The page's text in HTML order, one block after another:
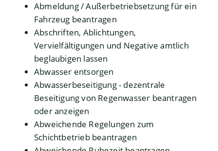
Abmeldung / Außerbetriebsetzung für ein
Fahrzeug beantragen
Abschriften, Ablichtungen,
Vervielfältigungen und Negative amtlich
beglaubigen lassen
Abwasser entsorgen
Abwasserbeseitigung - dezentrale
Beseitigung von Regenwasser beantragen
oder anzeigen
Abweichende Regelungen zum
Schichtbetrieb beantragen